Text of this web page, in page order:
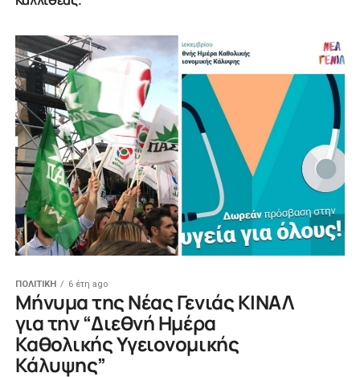
ΠΟΛΙΤΙΚΗ 6 έτη ago
Μήνυμα της Νέας Γενιάς ΚΙΝΑΛ
για την “Διεθνή Ημέρα
Καθολικής Υγειονομικής
Κάλυψης”